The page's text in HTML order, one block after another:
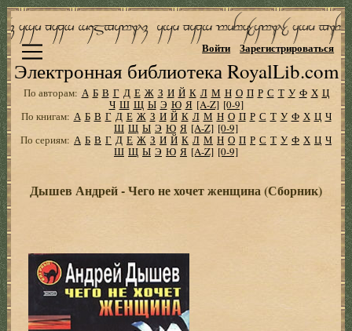
Электронная библиотека RoyalLib.com
Войти Зарегистрироваться
По авторам: А Б В Г Д Е Ж З И Й К Л М Н О П Р С Т У Ф Х Ц
Ч Ш Щ Ы Э Ю Я [A-Z] [0-9]
По книгам: А Б В Г Д Е Ж З И Й К Л М Н О П Р С Т У Ф Х Ц Ч
Ш Щ Ы Э Ю Я [A-Z] [0-9]
По сериям: А Б В Г Д Е Ж З И Й К Л М Н О П Р С Т У Ф Х Ц Ч
Ш Щ Ы Э Ю Я [A-Z] [0-9]
Дышев Андрей - Чего не хочет женщина (Сборник)